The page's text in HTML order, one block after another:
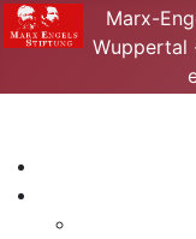
Marx-
Wuppertal